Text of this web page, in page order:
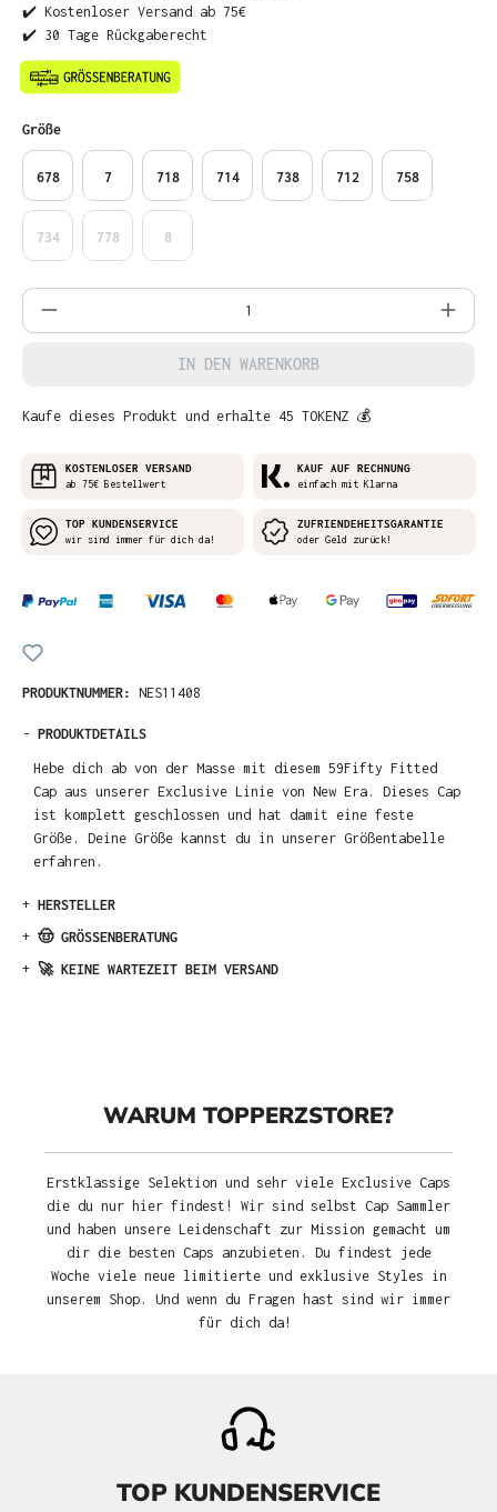
✔️ Kostenloser Versand ab 75€
✔️ 30 Tage Rückgaberecht
Größeauswählen
678 7 718 714 738 712 758
734 778 8
Produkt Anzahl: Gib den gewünschten
IN DEN WARENKORB
Kaufe dieses Produkt und erhalte 45 TOKENZ 💰
KOSTENLOSER VERSAND
ab 75€ Bestellwert
KAUF AUF RECHNUNG
einfach mit Klarna
TOP KUNDENSERVICE
wir sind immer für dich da!
ZUFRIENDEHEITSGARANTIE
oder Geld zurück!
PRODUKTNUMMER: NES11408
- PRODUKTDETAILS
Hebe dich ab von der Masse mit diesem 59Fifty Fitted
Cap aus unserer Exclusive Linie von New Era. Dieses Cap
ist komplett geschlossen und hat damit eine feste
Größe. Deine Größe kannst du in unserer Größentabelle
erfahren.
+ HERSTELLER
+ 🤠 GRÖSSENBERATUNG
+ 🚀 KEINE WARTEZEIT BEIM VERSAND
WARUM TOPPERZSTORE?
Erstklassige Selektion und sehr viele Exclusive Caps
die du nur hier findest! Wir sind selbst Cap Sammler
und haben unsere Leidenschaft zur Mission gemacht um
dir die besten Caps anzubieten. Du findest jede
Woche viele neue limitierte und exklusive Styles in
unserem Shop. Und wenn du Fragen hast sind wir immer
für dich da!
TOP KUNDENSERVICE